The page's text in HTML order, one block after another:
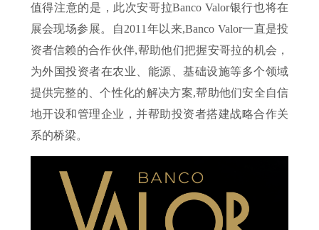
值得注意的是，此次安哥拉Banco Valor银行也将在
展会现场参展。自2011年以来,Banco Valor一直是投
资者信赖的合作伙伴,帮助他们把握安哥拉的机会，
为外国投资者在农业、能源、基础设施等多个领域
提供完整的、个性化的解决方案,帮助他们安全自信
地开设和管理企业，并帮助投资者搭建战略合作关
系的桥梁。